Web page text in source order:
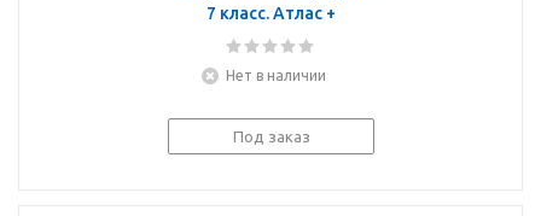
7 класс. Атлас +
контурные карты.
границах. ФГОС
Нет в наличии
Под заказ